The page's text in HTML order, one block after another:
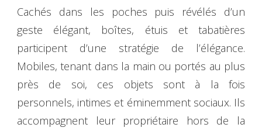
Cachés dans les poches puis révélés d’un
geste élégant, boîtes, étuis et tabatières
participent d’une stratégie de l’élégance.
Mobiles, tenant dans la main ou portés au plus
près de soi, ces objets sont à la fois
personnels, intimes et éminemment sociaux. Ils
accompagnent leur propriétaire hors de la